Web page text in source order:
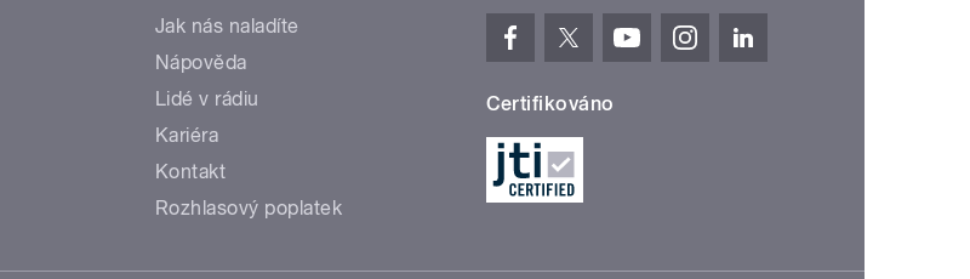
Jak nás naladíte
Nápověda
Lidé v rádiu
Kariéra
Kontakt
Rozhlasový poplatek
Certifikováno